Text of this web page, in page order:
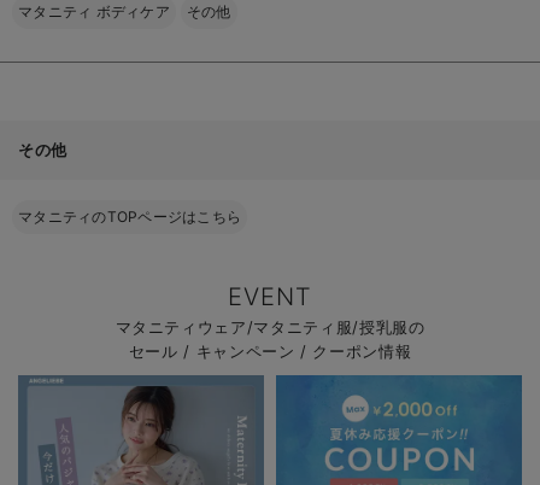
マタニティ ボディケア その他
その他
マタニティのTOPページはこちら
EVENT
マタニティウェア/マタニティ服/授乳服の
セール / キャンペーン / クーポン情報